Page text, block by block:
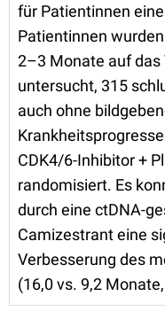
für Patientinnen
Patientinnen
2–3 Monate auf das
untersucht, 315
auch ohne
CDK4/6-Inhibitor +
randomisiert. Es
durch eine ctDNA-
Camizestrant eine
Verbesserung des
(16,0 vs. 9,2